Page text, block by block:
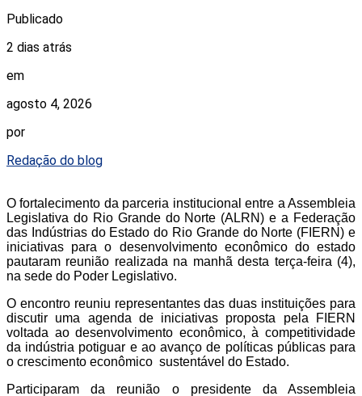
Publicado
2 dias atrás
em
agosto 4, 2026
por
Redação do blog
O fortalecimento da parceria institucional entre a Assembleia
Legislativa do Rio Grande do Norte (ALRN) e a Federação
das Indústrias do Estado do Rio Grande do Norte (FIERN) e
iniciativas para o desenvolvimento econômico do estado
pautaram reunião realizada na manhã desta terça-feira (4),
na sede do Poder Legislativo.
O encontro reuniu representantes das duas instituições para
discutir uma agenda de iniciativas proposta pela FIERN
voltada ao desenvolvimento econômico, à competitividade
da indústria potiguar e ao avanço de políticas públicas para
o crescimento econômico sustentável do Estado.
Participaram da reunião o presidente da Assembleia